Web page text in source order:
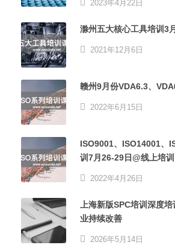
2023年4月22日
滁州五大核心工具培训3
2021年12月6日
赣州9月份VDA6.3、
2022年6月15日
ISO9001、ISO14001、
训7月26-29日@线上培训
2022年4月26日
上海新版SPC培训深度
业持续改善
2026年5月14日